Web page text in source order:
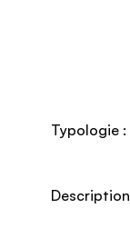
Typologie :
Description